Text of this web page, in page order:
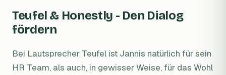
Teufel & Honestly - Den Dialog
fördern
Bei Lautsprecher Teufel ist Jannis natürlich für sein
HR Team, als auch, in gewisser Weise, für das Wohl